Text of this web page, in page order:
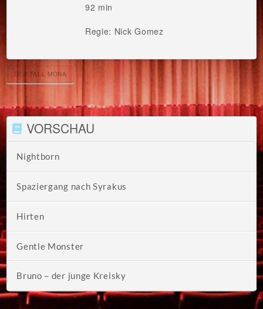
92 min
Regie: Nick Gomez
DER FALL MONA
VORSCHAU
Nightborn
Spaziergang nach Syrakus
Hirten
Gentle Monster
Bruno – der junge Kreisky